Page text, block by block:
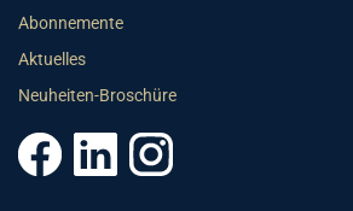
Abonnemente
Aktuelles
Neuheiten-Broschüre